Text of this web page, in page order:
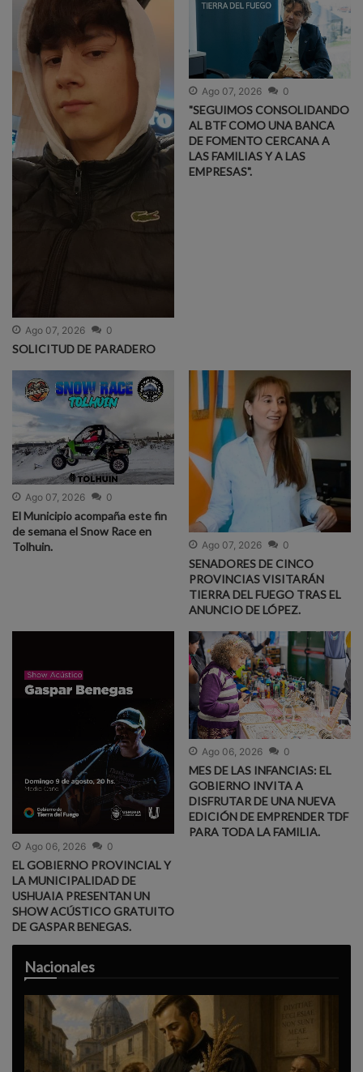
Ago 07, 2026 0
SOLICITUD DE PARADERO
Ago 07, 2026 0
"SEGUIMOS CONSOLIDANDO
AL BTF COMO UNA BANCA
DE FOMENTO CERCANA A
LAS FAMILIAS Y A LAS
EMPRESAS".
Ago 07, 2026 0
El Municipio acompaña este fin
de semana el Snow Race en
Tolhuin.
Ago 07, 2026 0
SENADORES DE CINCO
PROVINCIAS VISITARÁN
TIERRA DEL FUEGO TRAS EL
ANUNCIO DE LÓPEZ.
Ago 06, 2026 0
EL GOBIERNO PROVINCIAL Y
LA MUNICIPALIDAD DE
USHUAIA PRESENTAN UN
SHOW ACÚSTICO GRATUITO
DE GASPAR BENEGAS.
Ago 06, 2026 0
MES DE LAS INFANCIAS: EL
GOBIERNO INVITA A
DISFRUTAR DE UNA NUEVA
EDICIÓN DE EMPRENDER TDF
PARA TODA LA FAMILIA.
Nacionales